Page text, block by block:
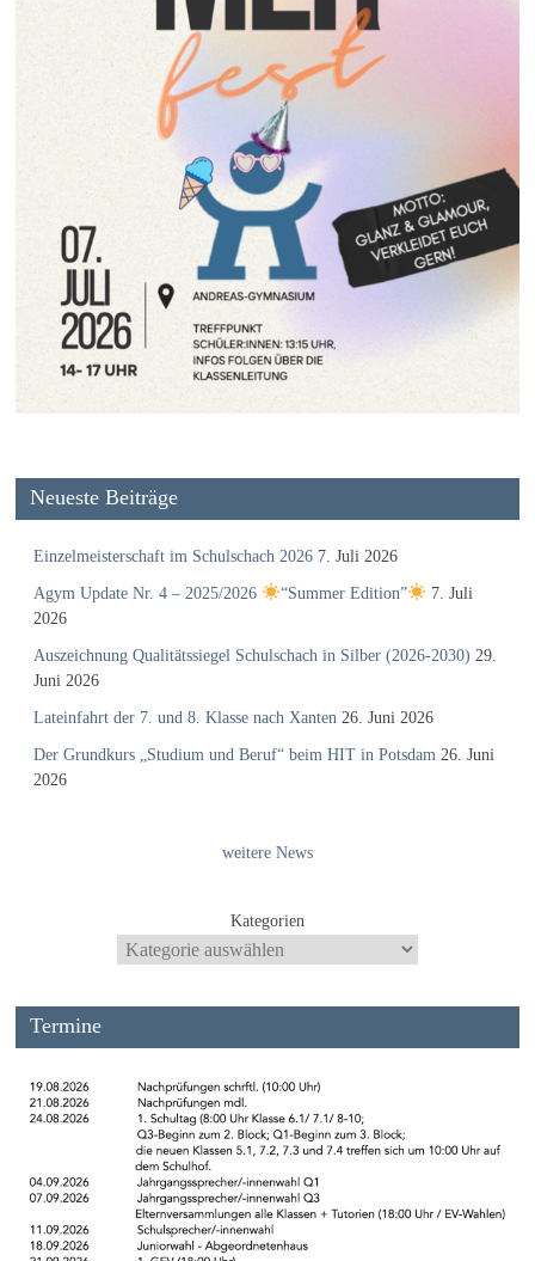
Neueste Beiträge
Einzelmeisterschaft im Schulschach 2026 7. Juli 2026
Agym Update Nr. 4 – 2025/2026 “Summer Edition”
7. Juli
2026
Auszeichnung Qualitätssiegel Schulschach in Silber (2026-2030) 29.
Juni 2026
Lateinfahrt der 7. und 8. Klasse nach Xanten 26. Juni 2026
Der Grundkurs „Studium und Beruf“ beim HIT in Potsdam 26. Juni
2026
weitere News
Kategorien
Termine